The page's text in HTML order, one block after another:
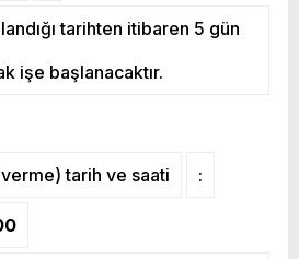
tarihten itibaren 5 gün
işe başlanacaktır.
tarih ve saati :